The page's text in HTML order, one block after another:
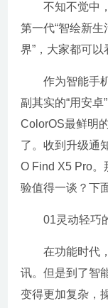
不知不觉中
第一代“智绘新生
界”，大家都可以
作为智能手
副其实的“用安
ColorOS最鲜明
了。收到升级通
O Find X5 Pro。
验值得一谈？下
01灵动轻巧
在功能时代
讯。但是到了智
变得更加复杂，